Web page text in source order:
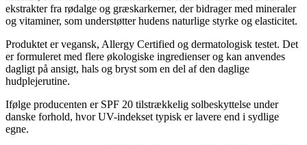
ekstrakter fra rødalge og græskarkerner, der bidrager med mineraler
og vitaminer, som understøtter hudens naturlige styrke og elasticitet.
Produktet er vegansk, Allergy Certified og dermatologisk testet. Det
er formuleret med flere økologiske ingredienser og kan anvendes
dagligt på ansigt, hals og bryst som en del af den daglige
hudplejerutine.
Ifølge producenten er SPF 20 tilstrækkelig solbeskyttelse under
danske forhold, hvor UV-indekset typisk er lavere end i sydlige
egne.